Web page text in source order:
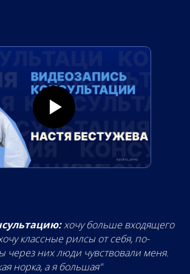
хочу больше входящего
классные рилсы от себя, по-
через них люди чувствовали меня.
норка, а я большая"